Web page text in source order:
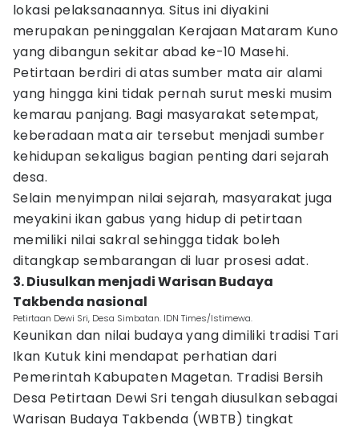
lokasi pelaksanaannya. Situs ini diyakini
merupakan peninggalan Kerajaan Mataram Kuno
yang dibangun sekitar abad ke-10 Masehi.
Petirtaan berdiri di atas sumber mata air alami
yang hingga kini tidak pernah surut meski musim
kemarau panjang. Bagi masyarakat setempat,
keberadaan mata air tersebut menjadi sumber
kehidupan sekaligus bagian penting dari sejarah
desa.
Selain menyimpan nilai sejarah, masyarakat juga
meyakini ikan gabus yang hidup di petirtaan
memiliki nilai sakral sehingga tidak boleh
ditangkap sembarangan di luar prosesi adat.
3. Diusulkan menjadi Warisan Budaya
Takbenda nasional
Petirtaan Dewi Sri, Desa Simbatan. IDN Times/Istimewa.
Keunikan dan nilai budaya yang dimiliki tradisi Tari
Ikan Kutuk kini mendapat perhatian dari
Pemerintah Kabupaten Magetan. Tradisi Bersih
Desa Petirtaan Dewi Sri tengah diusulkan sebagai
Warisan Budaya Takbenda (WBTB) tingkat